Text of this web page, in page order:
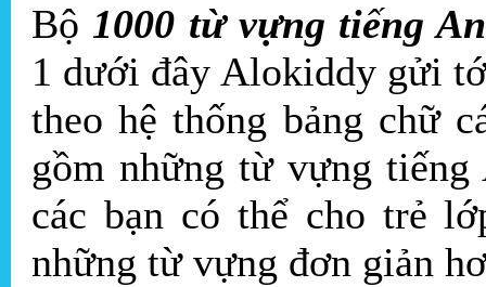
Bộ 1000 từ vựng tiếng
1 dưới đây Alokiddy gửi
theo hệ thống bảng chữ
gồm những từ vựng
các bạn có thể cho trẻ
những từ vựng đơn giản